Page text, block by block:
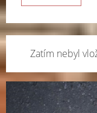
Zatím nebyl